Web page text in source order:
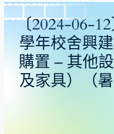
〔2024-06-
學年校舍興
購置 – 其他
及家具）（